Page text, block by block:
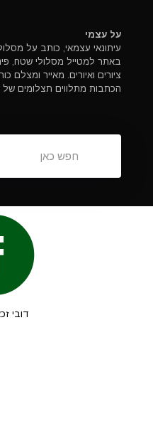
על עצמי
עיתונאי עצמאי, כותב על
באתר למטייל מסלולי שטח,
ציורים ואיורים. מאייר ומצלם
הכתבות מתלווים תצלומים של
דובי